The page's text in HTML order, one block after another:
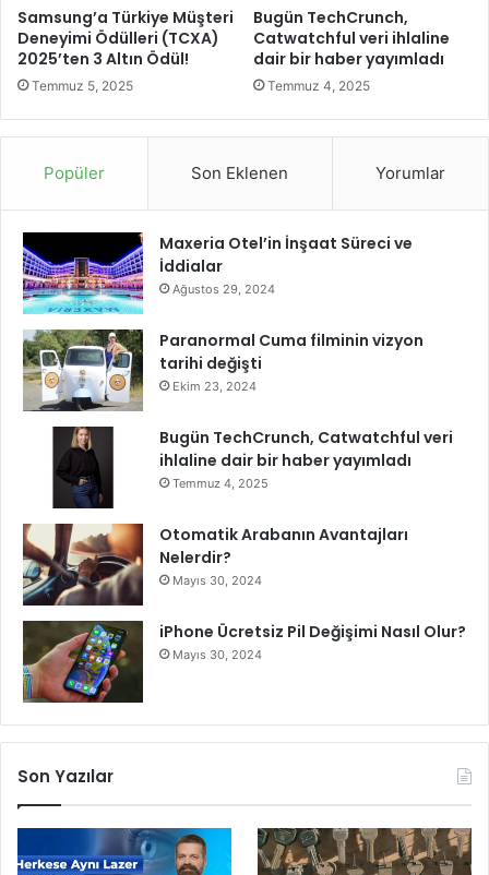
T
o
n
l
k
a
B
a
l
ı
e
n
z
v
e
Samsung’a Türkiye Müşteri
Deneyimi Ödülleri (TCXA)
2025’ten 3 Altın Ödül!
Temmuz 5, 2025
Bugün TechCrunch,
Catwatchful veri ihlaline
dair bir haber yayımladı
Temmuz 4, 2025
Popüler Son Eklenen Yorumlar
Maxeria Otel’in İnşaat Süreci ve
İddialar
Ağustos 29, 2024
Paranormal Cuma filminin vizyon
tarihi değişti
Ekim 23, 2024
Bugün TechCrunch, Catwatchful veri
ihlaline dair bir haber yayımladı
Temmuz 4, 2025
Otomatik Arabanın Avantajları
Nelerdir?
Mayıs 30, 2024
iPhone Ücretsiz Pil Değişimi Nasıl Olur?
Mayıs 30, 2024
Son Yazılar